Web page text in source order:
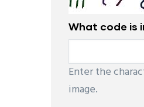
What code is
Enter the
image.